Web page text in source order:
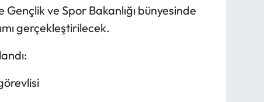
ve Spor Bakanlığı bünyesinde
gerçekleştirilecek.